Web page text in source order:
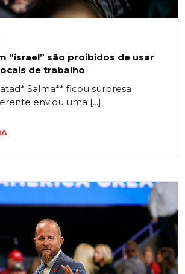
“israel” são proibidos de usar
de trabalho
Salma** ficou surpresa
enviou uma [...]